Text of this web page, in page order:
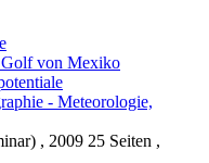
von Mexiko
- Meteorologie,
, 2009 25 Seiten ,